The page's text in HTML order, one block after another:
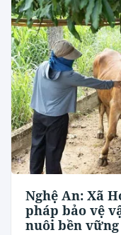
Nghệ An: Xã
pháp bảo vệ
nuôi bền vững